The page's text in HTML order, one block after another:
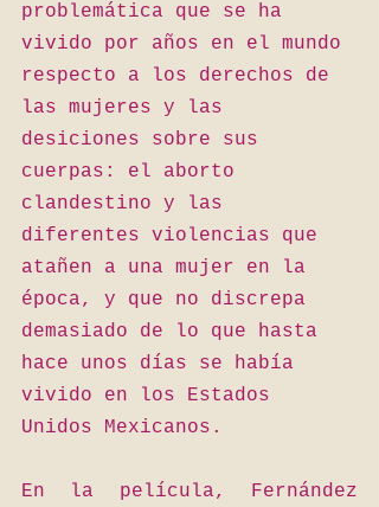
problemática que se ha
vivido por años en el mundo
respecto a los derechos de
las mujeres y las
desiciones sobre sus
cuerpas: el aborto
clandestino y las
diferentes violencias que
atañen a una mujer en la
época, y que no discrepa
demasiado de lo que hasta
hace unos días se había
vivido en los Estados
Unidos Mexicanos.
En la película, Fernández